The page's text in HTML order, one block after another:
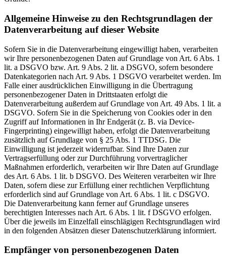
Allgemeine Hinweise zu den Rechtsgrundlagen der
Datenverarbeitung auf dieser Website
Sofern Sie in die Datenverarbeitung eingewilligt haben, verarbeiten
wir Ihre personenbezogenen Daten auf Grundlage von Art. 6 Abs. 1
lit. a DSGVO bzw. Art. 9 Abs. 2 lit. a DSGVO, sofern besondere
Datenkategorien nach Art. 9 Abs. 1 DSGVO verarbeitet werden. Im
Falle einer ausdrücklichen Einwilligung in die Übertragung
personenbezogener Daten in Drittstaaten erfolgt die
Datenverarbeitung außerdem auf Grundlage von Art. 49 Abs. 1 lit. a
DSGVO. Sofern Sie in die Speicherung von Cookies oder in den
Zugriff auf Informationen in Ihr Endgerät (z. B. via Device-
Fingerprinting) eingewilligt haben, erfolgt die Datenverarbeitung
zusätzlich auf Grundlage von § 25 Abs. 1 TTDSG. Die
Einwilligung ist jederzeit widerrufbar. Sind Ihre Daten zur
Vertragserfüllung oder zur Durchführung vorvertraglicher
Maßnahmen erforderlich, verarbeiten wir Ihre Daten auf Grundlage
des Art. 6 Abs. 1 lit. b DSGVO. Des Weiteren verarbeiten wir Ihre
Daten, sofern diese zur Erfüllung einer rechtlichen Verpflichtung
erforderlich sind auf Grundlage von Art. 6 Abs. 1 lit. c DSGVO.
Die Datenverarbeitung kann ferner auf Grundlage unseres
berechtigten Interesses nach Art. 6 Abs. 1 lit. f DSGVO erfolgen.
Über die jeweils im Einzelfall einschlägigen Rechtsgrundlagen wird
in den folgenden Absätzen dieser Datenschutzerklärung informiert.
Empfänger von personenbezogenen Daten